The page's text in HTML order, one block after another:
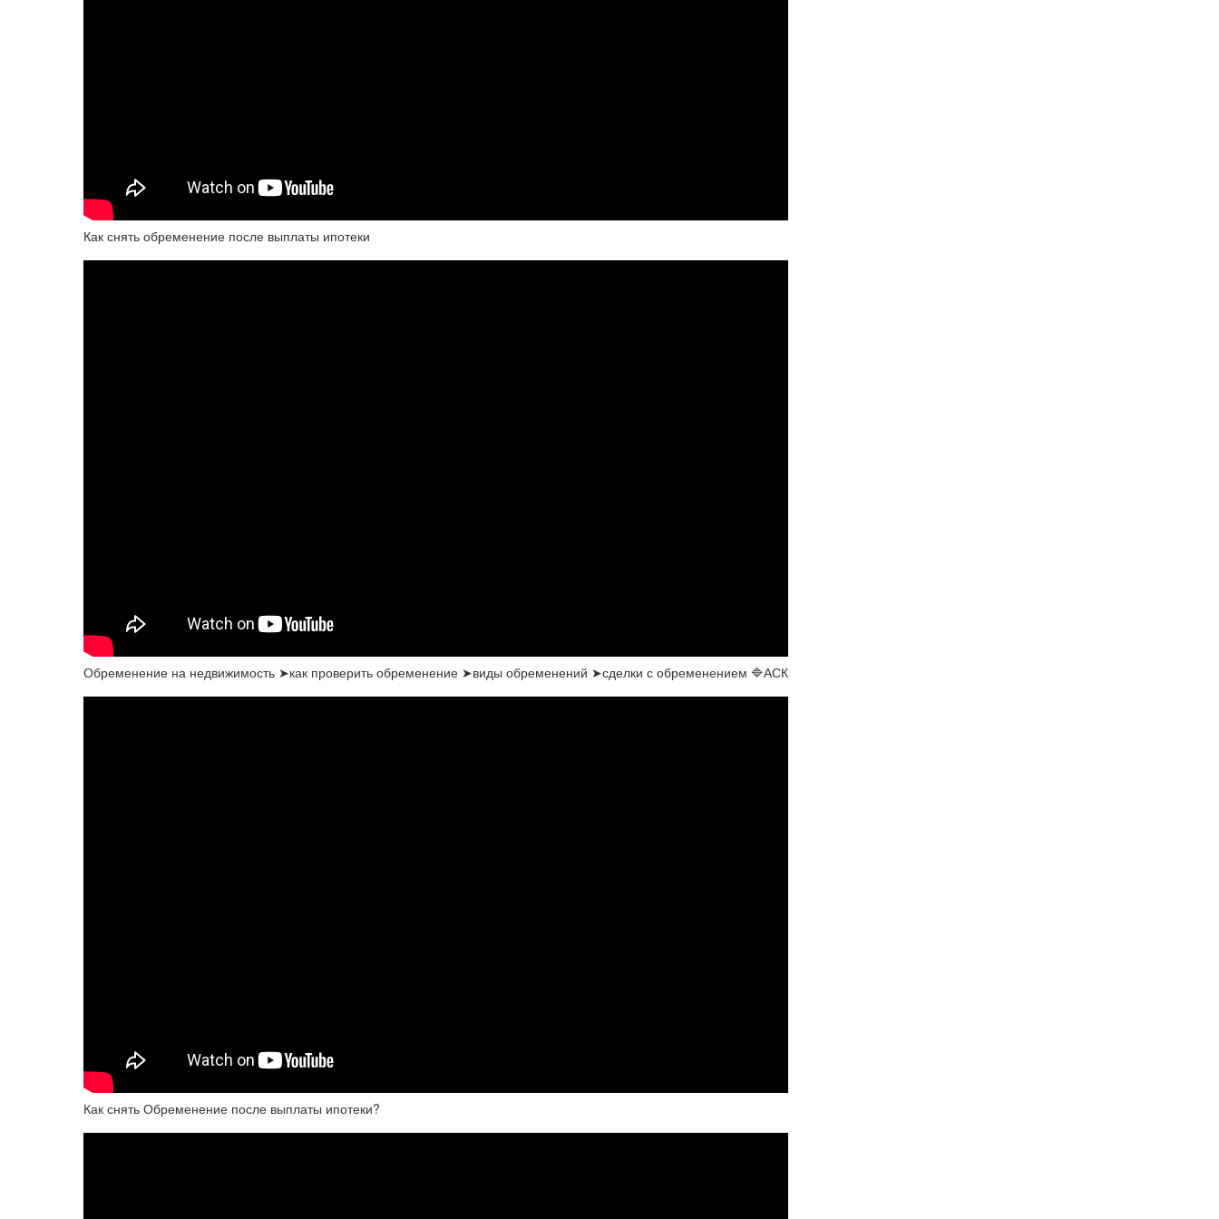
Как снять обременение после выплаты ипотеки
Обременение на недвижимость ➤как проверить обременение ➤виды обременений ➤сделки с обременением 🔷АСК
Как снять Обременение после выплаты ипотеки?